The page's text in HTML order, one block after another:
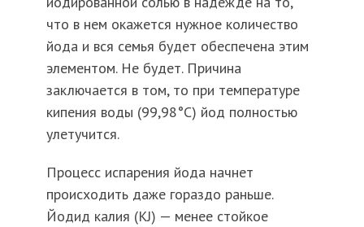
что в нем окажется нужное количество
йода и вся семья будет обеспечена этим
элементом. Не будет. Причина
заключается в том, то при температуре
кипения воды (99,98°C) йод полностью
улетучится.
Процесс испарения йода начнет
происходить даже гораздо раньше.
Йодид калия (KJ) — менее стойкое